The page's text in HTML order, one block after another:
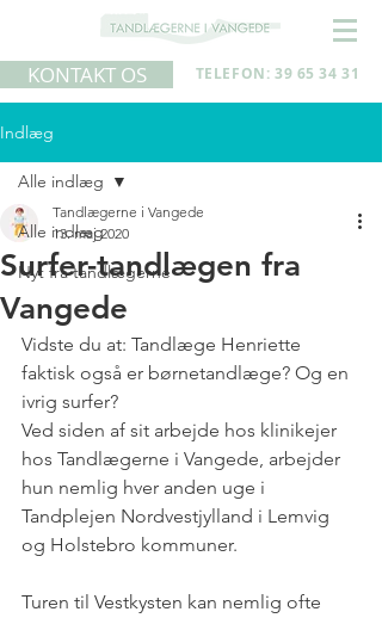
KONTAKT OS TELEFON: 39 65 34 31
Indlæg
Alle indlæg
Nyt fra tandlægerne
Alle indlæg
Surfer-tandlægen fra
Vangede
Tandlægerne i Vangede
13. maj 2020
Vidste du at: Tandlæge Henriette
faktisk også er børnetandlæge? Og en
ivrig surfer?
Ved siden af sit arbejde hos klinikejer
hos Tandlægerne i Vangede, arbejder
hun nemlig hver anden uge i
Tandplejen Nordvestjylland i Lemvig
og Holstebro kommuner.
Turen til Vestkysten kan nemlig ofte